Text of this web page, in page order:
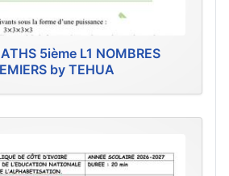
5ième L1 NOMBRES
by TEHUA